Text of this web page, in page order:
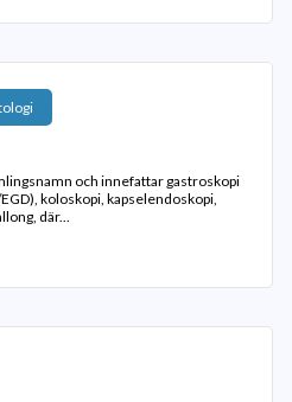
och innefattar gastroskopi
koloskopi, kapselendoskopi,
där...